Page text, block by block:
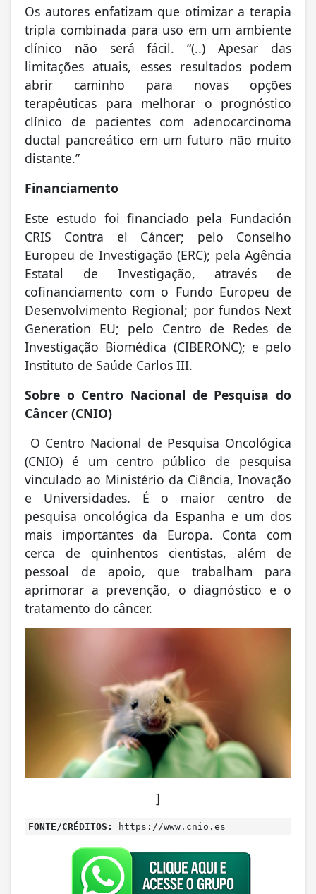
Os autores enfatizam que otimizar a terapia
tripla combinada para uso em um ambiente
clínico não será fácil. “(..) Apesar das
limitações atuais, esses resultados podem
abrir caminho para novas opções
terapêuticas para melhorar o prognóstico
clínico de pacientes com adenocarcinoma
ductal pancreático em um futuro não muito
distante.”
Financiamento
Este estudo foi financiado pela Fundación
CRIS Contra el Cáncer; pelo Conselho
Europeu de Investigação (ERC); pela Agência
Estatal de Investigação, através de
cofinanciamento com o Fundo Europeu de
Desenvolvimento Regional; por fundos Next
Generation EU; pelo Centro de Redes de
Investigação Biomédica (CIBERONC); e pelo
Instituto de Saúde Carlos III.
Sobre o Centro Nacional de Pesquisa do
Câncer (CNIO)
O Centro Nacional de Pesquisa Oncológica
(CNIO) é um centro público de pesquisa
vinculado ao Ministério da Ciência, Inovação
e Universidades. É o maior centro de
pesquisa oncológica da Espanha e um dos
mais importantes da Europa. Conta com
cerca de quinhentos cientistas, além de
pessoal de apoio, que trabalham para
aprimorar a prevenção, o diagnóstico e o
tratamento do câncer.
]
FONTE/CRÉDITOS: https://www.cnio.es